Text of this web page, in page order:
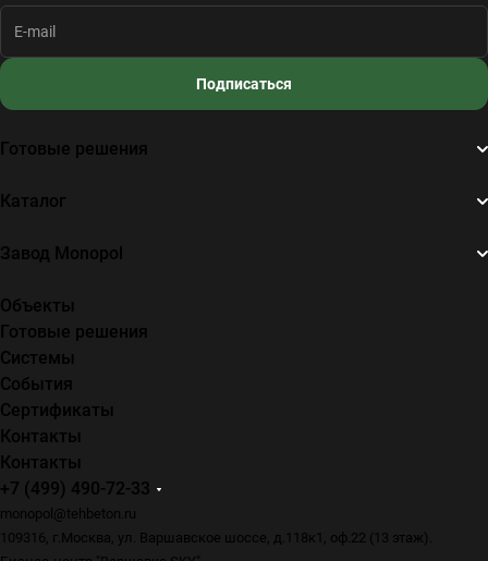
Подписаться
Готовые решения
Каталог
Завод Monopol
Объекты
Готовые решения
Системы
События
Сертификаты
Контакты
Контакты
+7 (499) 490-72-33
monopol@tehbeton.ru
109316, г.Москва, ул. Варшавское шоссе, д.118к1, оф.22 (13 этаж).